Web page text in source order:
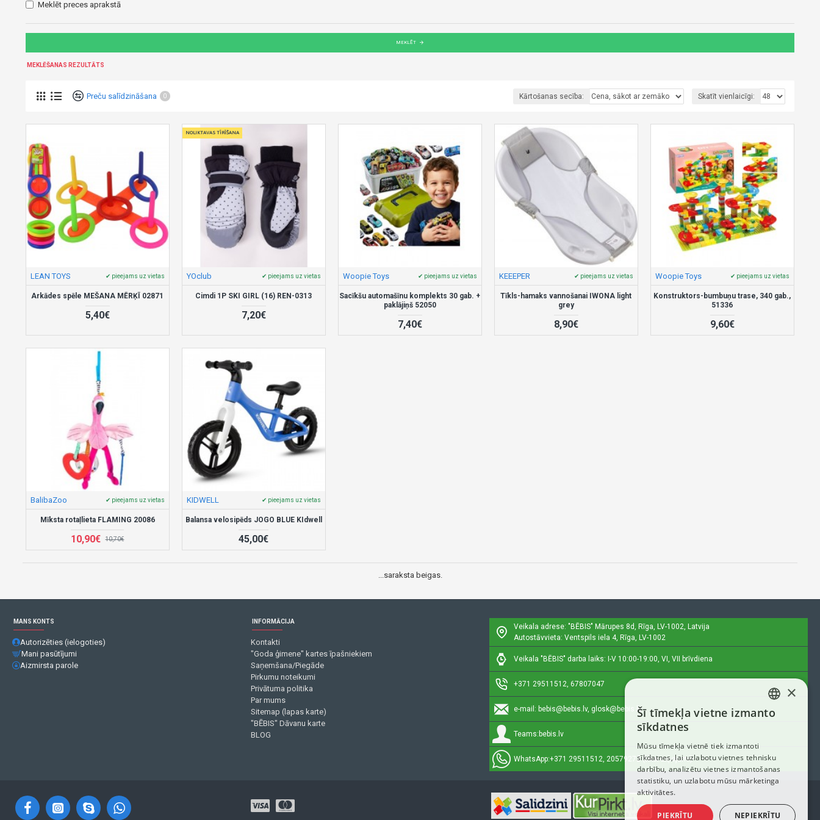
Meklēt preces aprakstā
MEKLĒT
MEKLĒŠANAS REZULTĀTS
Preču salīdzināšana 0 Kārtošanas secība: Skatīt vienlaicīgi:
LEAN TOYS ✔ pieejams uz vietas
Arkādes spēle MEŠANA MĒRĶĪ 02871
5,40€
NOLIKTAVAS TĪRĪŠANA
YOclub ✔ pieejams uz vietas
Cimdi 1P SKI GIRL (16) REN-0313
7,20€
Woopie Toys ✔ pieejams uz vietas
Sacīkšu automašīnu komplekts 30 gab. +
paklājiņš 52050
7,40€
KEEEPER ✔ pieejams uz vietas
Tīkls-hamaks vannošanai IWONA light
grey
8,90€
Woopie Toys ✔ pieejams uz vietas
Konstruktors-bumbuņu trase, 340 gab.,
51336
9,60€
BalibaZoo ✔ pieejams uz vietas
Mīksta rotaļlieta FLAMING 20086
10,90€ 10,70€
KIDWELL ✔ pieejams uz vietas
Balansa velosipēds JOGO BLUE KIdwell
45,00€
...saraksta beigas.
MANS KONTS
Autorizēties (ielogoties)
Mani pasūtījumi
Aizmirsta parole
INFORMĀCIJA
Kontakti
"Goda ģimene" kartes īpašniekiem
Saņemšana/Piegāde
Pirkumu noteikumi
Privātuma politika
Par mums
Sitemap (lapas karte)
"BĒBIS" Dāvanu karte
BLOG
Veikala adrese: "BĒBIS" Mārupes 8d, Rīga, LV-1002, Latvija
Autostāvvieta: Ventspils iela 4, Rīga, LV-1002
Veikala "BĒBIS" darba laiks: I-V 10:00-19:00, VI, VII brīvdiena
+371 29511512, 67807047
e-mail: bebis@bebis.lv, glosk@bebis.lv
Teams: bebis.lv
WhatsApp:+371 29511512, 20579272 (tikai ziņojumi)
LATVIAN
ENGLISH
×
Šī tīmekļa vietne izmanto
sīkdatnes
Mūsu tīmekļa vietnē tiek izmantoti
sīkdatnes, lai uzlabotu vietnes tehnisku
darbību, analizētu vietnes izmantošanas
statistiku, un uzlabotu mūsu mārketinga
aktivitātes.
PIEKRĪTU NEPIEKRĪTU